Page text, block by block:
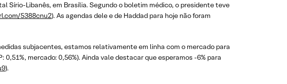
Sírio-Libanês, em Brasília. Segundo o boletim médico, o presidente teve
5388cnu2). As agendas dele e de Haddad para hoje não foram
subjacentes, estamos relativamente em linha com o mercado para
mercado: 0,56%). Ainda vale destacar que esperamos -6% para
).